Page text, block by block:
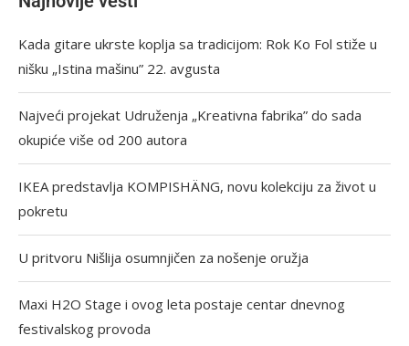
Kada gitare ukrste koplja sa tradicijom: Rok Ko Fol stiže u
nišku „Istina mašinu” 22. avgusta
Najveći projekat Udruženja „Kreativna fabrika” do sada
okupiće više od 200 autora
IKEA predstavlja KOMPISHÄNG, novu kolekciju za život u
pokretu
U pritvoru Nišlija osumnjičen za nošenje oružja
Maxi H2O Stage i ovog leta postaje centar dnevnog
festivalskog provoda